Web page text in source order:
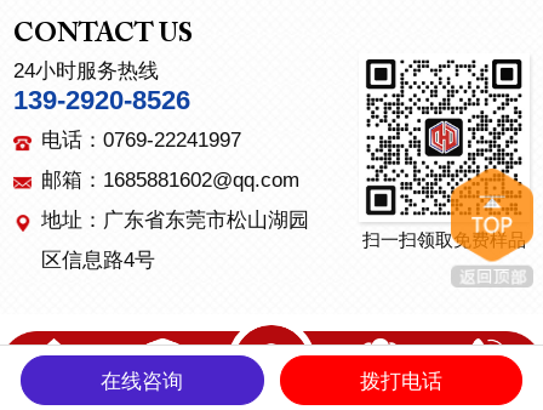
CONTACT US
24小时服务热线
139-2920-8526
电话：0769-22241997
邮箱：1685881602@qq.com
地址：广东省东莞市松山湖园
区信息路4号
扫一扫领取免费样品
产品中心 关于我们 联系我们
在线咨询 拨打电话